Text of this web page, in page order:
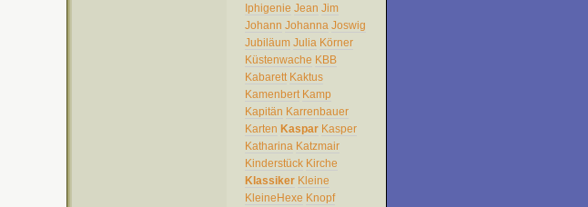
Iphigenie Jean Jim
Johann Johanna Joswig
Jubiläum Julia Körner
Küstenwache KBB
Kabarett Kaktus
Kamenbert Kamp
Kapitän Karrenbauer
Karten Kaspar Kasper
Katharina Katzmair
Kinderstück Kirche
Klassiker Kleine
KleineHexe Knopf